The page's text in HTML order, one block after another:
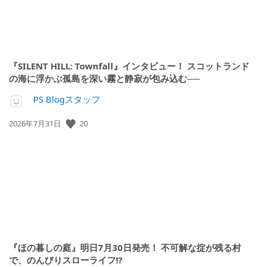
『SILENT HILL: Townfall』インタビュー！ スコットランド
の海に浮かぶ孤島を深い霧と静寂が包み込む──
PS Blogスタッフ
公
2026年7月31日 20
『ほの暮しの庭』明日7月30日発売！ 不可解な掟が残る村
で、のんびりスローライフ!?